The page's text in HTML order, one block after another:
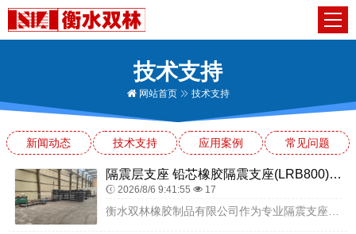
技术支持
网站首页 技术支持
新闻动态 技术支持 应用案例 常见问题
隔震层支座 铅芯橡胶隔震支座(LRB800) LNR天然橡胶支座多少钱
2026/8/6 9:41:55 17